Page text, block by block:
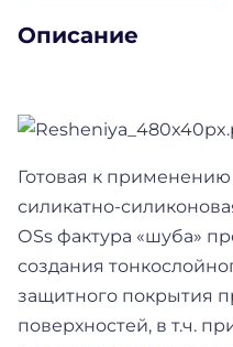
Описание
Готовая к применению
силикатно-
ОSs фактура «шуба»
создания
защитного покрытия
поверхностей, в т.ч.